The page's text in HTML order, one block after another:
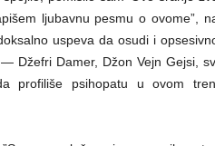
ljubavnu pesmu o ovome”,
uspeva da osudi i
Džefri Damer, Džon Vejn Gejsi,
profiliše psihopatu u ovom